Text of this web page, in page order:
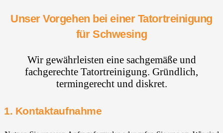
Unser Vorgehen bei einer Tatortreinigung
für Schwesing
Wir gewährleisten eine sachgemäße und
fachgerechte Tatortreinigung. Gründlich,
termingerecht und diskret.
1. Kontaktaufnahme